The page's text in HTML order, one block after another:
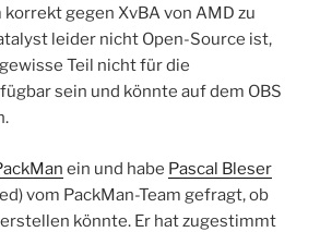
gegen XvBA von AMD zu
leider nicht Open-Source ist,
Teil nicht für die
sein und könnte auf dem OBS
ein und habe Pascal Bleser
vom PackMan-Team gefragt, ob
könnte. Er hat zugestimmt